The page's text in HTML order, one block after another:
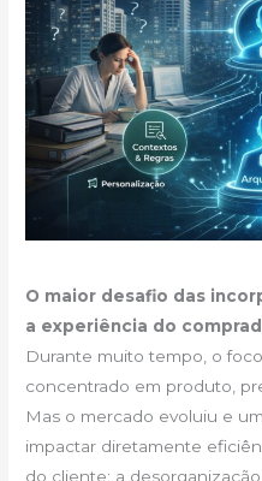
O maior desafio das
a experiência do
Durante muito tempo, o
concentrado em produto,
Mas o mercado evoluiu e
impactar diretamente
do cliente: a